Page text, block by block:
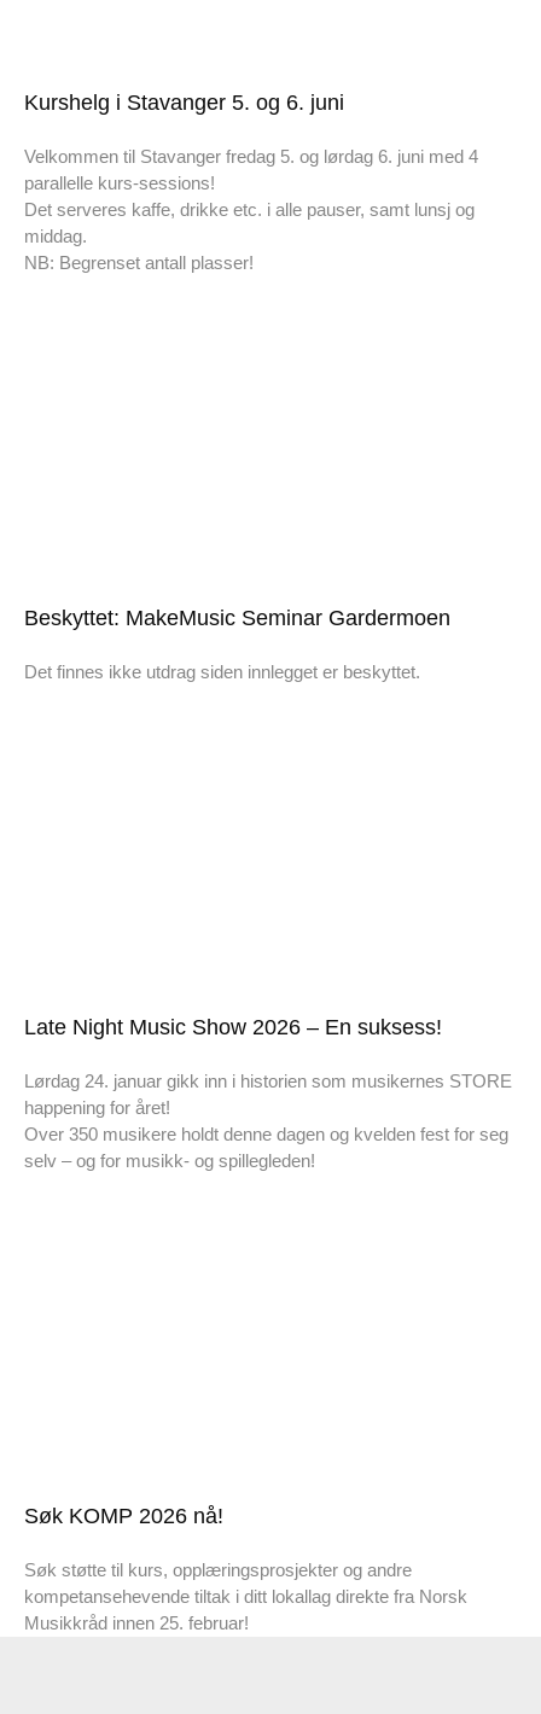
Kurshelg i Stavanger 5. og 6. juni
Velkommen til Stavanger fredag 5. og lørdag 6. juni med 4
parallelle kurs-sessions!
Det serveres kaffe, drikke etc. i alle pauser, samt lunsj og
middag.
NB: Begrenset antall plasser!
Beskyttet: MakeMusic Seminar Gardermoen
Det finnes ikke utdrag siden innlegget er beskyttet.
Late Night Music Show 2026 – En suksess!
Lørdag 24. januar gikk inn i historien som musikernes STORE
happening for året!
Over 350 musikere holdt denne dagen og kvelden fest for seg
selv – og for musikk- og spillegleden!
Søk KOMP 2026 nå!
Søk støtte til kurs, opplæringsprosjekter og andre
kompetansehevende tiltak i ditt lokallag direkte fra Norsk
Musikkråd innen 25. februar!